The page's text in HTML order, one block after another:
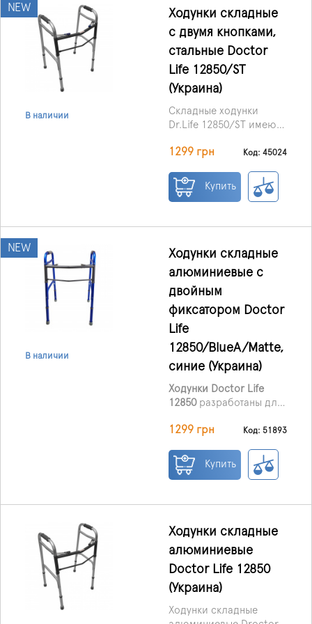
NEW
В наличии
Ходунки складные
с двумя кнопками,
стальные Doctor
Life 12850/ST
(Украина)
Складные ходунки
Dr.Life 12850/ST имеют
эргономичную
предназначенные для
лиц с ограниченными
1299 грн Код: 45024
Купить
NEW
В наличии
Ходунки складные
алюминиевые с
двойным
фиксатором Doctor
Life
12850/BlueA/Matte,
синие (Украина)
Ходунки Doctor Life
12850разработаны для
необходима надёжная
Усиленная двойная
рама из лёгкого
устойчивость,
значительные нагрузки
и сохраняет форму
даже при длительном
использовании.
1299 грн Код: 51893
Купить
Ходунки складные
алюминиевые
Doctor Life 12850
(Украина)
Ходунки складные